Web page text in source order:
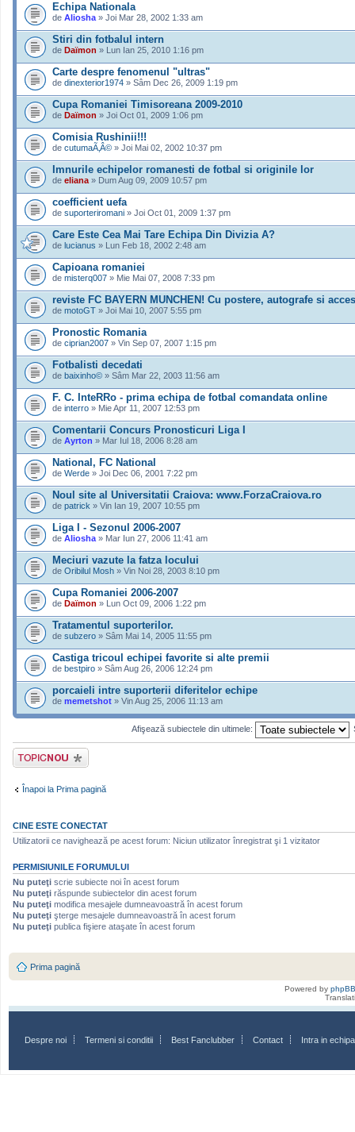
Echipa Nationala
de Aliosha » Joi Mar 28, 2002 1:33 am
Stiri din fotbalul intern
de Daïmon » Lun Ian 25, 2010 1:16 pm
Carte despre fenomenul "ultras"
de dinexterior1974 » Sâm Dec 26, 2009 1:19 pm
Cupa Romaniei Timisoreana 2009-2010
de Daïmon » Joi Oct 01, 2009 1:06 pm
Comisia Rushinii!!!
de cutumaÃ‚Â© » Joi Mai 02, 2002 10:37 pm
Imnurile echipelor romanesti de fotbal si originile lor
de eliana » Dum Aug 09, 2009 10:57 pm
coefficient uefa
de suporteriromani » Joi Oct 01, 2009 1:37 pm
Care Este Cea Mai Tare Echipa Din Divizia A?
de lucianus » Lun Feb 18, 2002 2:48 am
Capioana romaniei
de misterq007 » Mie Mai 07, 2008 7:33 pm
reviste FC BAYERN MUNCHEN! Cu postere, autografe si
de motoGT » Joi Mai 10, 2007 5:55 pm
Pronostic Romania
de ciprian2007 » Vin Sep 07, 2007 1:15 pm
Fotbalisti decedati
de baixinho© » Sâm Mar 22, 2003 11:56 am
F. C. InteRRo - prima echipa de fotbal comandata online
de interro » Mie Apr 11, 2007 12:53 pm
Comentarii Concurs Pronosticuri Liga I
de Ayrton » Mar Iul 18, 2006 8:28 am
National, FC National
de Werde » Joi Dec 06, 2001 7:22 pm
Noul site al Universitatii Craiova: www.ForzaCraiova.ro
de patrick » Vin Ian 19, 2007 10:55 pm
Liga I - Sezonul 2006-2007
de Aliosha » Mar Iun 27, 2006 11:41 am
Meciuri vazute la fatza locului
de Oribilul Mosh » Vin Noi 28, 2003 8:10 pm
Cupa Romaniei 2006-2007
de Daïmon » Lun Oct 09, 2006 1:22 pm
Tratamentul suporterilor.
de subzero » Sâm Mai 14, 2005 11:55 pm
Castiga tricoul echipei favorite si alte premii
de bestpiro » Sâm Aug 26, 2006 12:24 pm
porcaieli intre suporterii diferitelor echipe
de memetshot » Vin Aug 25, 2006 11:13 am
Afişează subiectele din ultimele:
Scrie un subiect
nou
Înapoi la Prima pagină
CINE ESTE CONECTAT
Utilizatorii ce navighează pe acest forum: Niciun utilizator înregistrat şi 1 vizitator
PERMISIUNILE FORUMULUI
Nu puteţi scrie subiecte noi în acest forum
Nu puteţi răspunde subiectelor din acest forum
Nu puteţi modifica mesajele dumneavoastră în acest forum
Nu puteţi şterge mesajele dumneavoastră în acest forum
Nu puteţi publica fişiere ataşate în acest forum
Prima pagină
Powered by phpBB
Despre noi Termeni si conditii Best Fanclubber Contact Intra in